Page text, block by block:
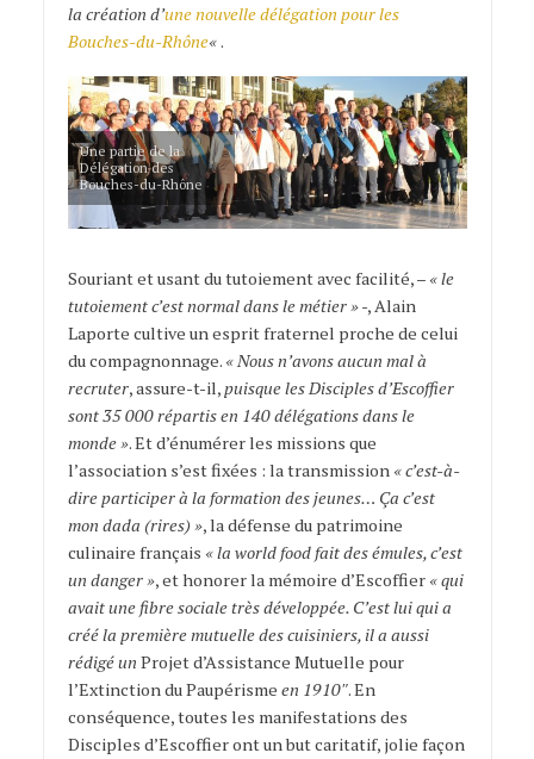
la création d’une nouvelle délégation pour les
Bouches-du-Rhône«.
Une partie de la
Délégation des
Bouches-du-Rhône
Souriant et usant du tutoiement avec facilité, – « le
tutoiement c’est normal dans le métier »-, Alain
Laporte cultive un esprit fraternel proche de celui
du compagnonnage. « Nous n’avons aucun mal à
recruter, assure-t-il,puisque les Disciples d’Escoffier
sont 35 000 répartis en 140 délégations dans le
monde ». Et d’énumérer les missions que
l’association s’est fixées : la transmission « c’est-à-
dire participer à la formation des jeunes… Ça c’est
mon dada (rires) », la défense du patrimoine
culinaire français « la world food fait des émules, c’est
un danger », et honorer la mémoire d’Escoffier « qui
avait une fibre sociale très développée. C’est lui qui a
créé la première mutuelle des cuisiniers, il a aussi
rédigé un Projet d’Assistance Mutuelle pour
l’Extinction du Paupérisme en 1910″. En
conséquence, toutes les manifestations des
Disciples d’Escoffier ont un but caritatif, jolie façon